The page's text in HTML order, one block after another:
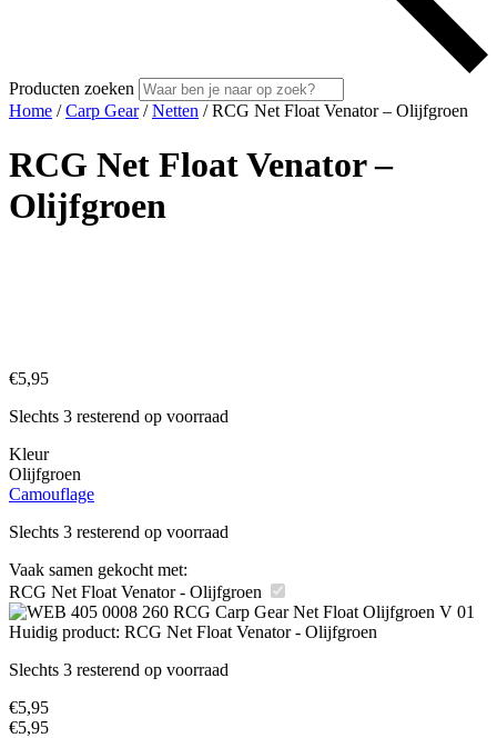
Producten zoeken
Home /Carp Gear/Netten / RCG Net Float Venator – Olijfgroen
RCG Net Float Venator –
Olijfgroen
€5,95
Slechts 3 resterend op voorraad
Kleur
Olijfgroen
Camouflage
Slechts 3 resterend op voorraad
Vaak samen gekocht met:
RCG Net Float Venator - Olijfgroen
Huidig product: RCG Net Float Venator - Olijfgroen
Slechts 3 resterend op voorraad
€5,95
€5,95